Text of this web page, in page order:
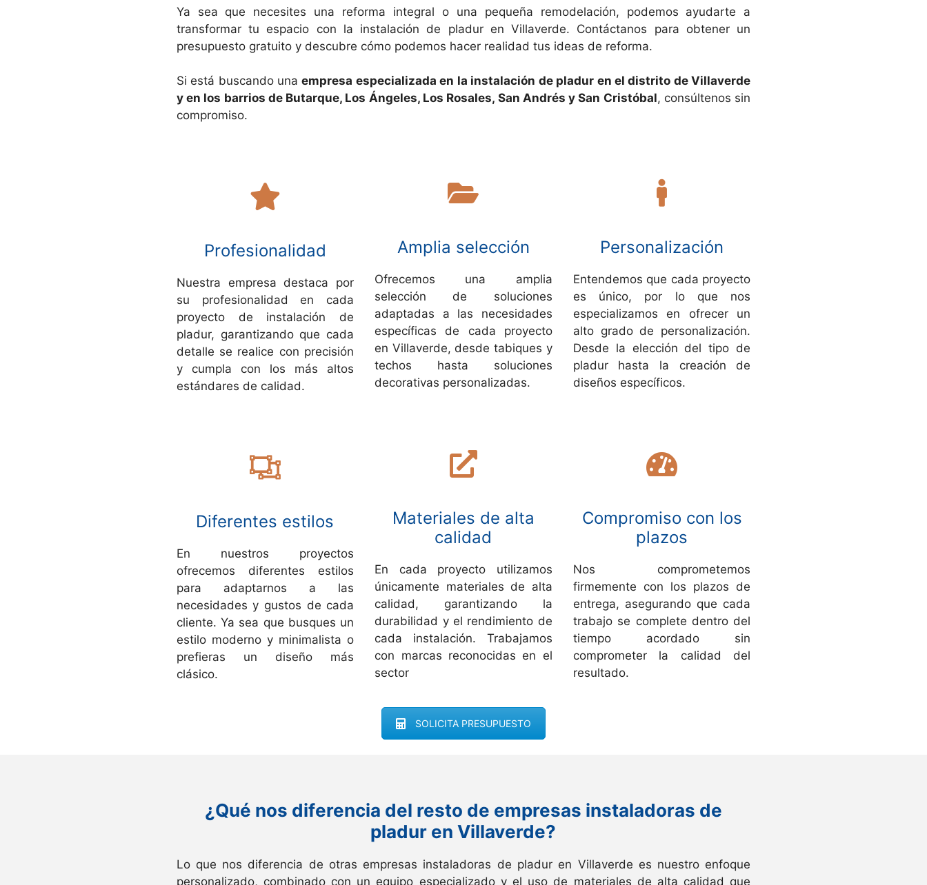
Ya sea que necesites una reforma integral o una pequeña remodelación, podemos ayudarte a
transformar tu espacio con la instalación de pladur en Villaverde. Contáctanos para obtener un
presupuesto gratuito y descubre cómo podemos hacer realidad tus ideas de reforma.
Si está buscando unaempresa especializada en la instalación de pladur en el distrito de Villaverde
y en los barrios de Butarque, Los Ángeles, Los Rosales, San Andrés y San Cristóbal, consúltenos sin
compromiso.
Profesionalidad
Nuestra empresa destaca por
su profesionalidad en cada
proyecto de instalación de
pladur, garantizando que cada
detalle se realice con precisión
y cumpla con los más altos
estándares de calidad.
Amplia selección
Ofrecemos una amplia
selección de soluciones
adaptadas a las necesidades
específicas de cada proyecto
en Villaverde, desde tabiques y
techos hasta soluciones
decorativas personalizadas.
Personalización
Entendemos que cada proyecto
es único, por lo que nos
especializamos en ofrecer un
alto grado de personalización.
Desde la elección del tipo de
pladur hasta la creación de
diseños específicos.
Diferentes estilos
En nuestros proyectos
ofrecemos diferentes estilos
para adaptarnos a las
necesidades y gustos de cada
cliente. Ya sea que busques un
estilo moderno y minimalista o
prefieras un diseño más
clásico.
Materiales de alta
calidad
En cada proyecto utilizamos
únicamente materiales de alta
calidad, garantizando la
durabilidad y el rendimiento de
cada instalación. Trabajamos
con marcas reconocidas en el
sector
Compromiso con los
plazos
Nos comprometemos
firmemente con los plazos de
entrega, asegurando que cada
trabajo se complete dentro del
tiempo acordado sin
comprometer la calidad del
resultado.
SOLICITA PRESUPUESTO
¿Qué nos diferencia del resto de empresas instaladoras de
pladur en Villaverde?
Lo que nos diferencia de otras empresas instaladoras de pladur en Villaverde es nuestro enfoque
personalizado, combinado con un equipo especializado y el uso de materiales de alta calidad que